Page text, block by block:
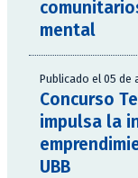
mental
Publicado el 05 de
Concurso
impulsa la
UBB